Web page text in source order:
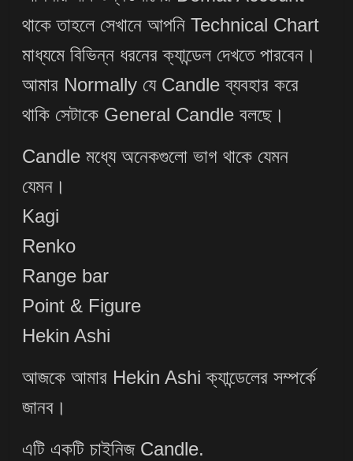
থাকে তাহলে সেখানে আপনি Technical Chart
মাধ্যমে বিভিন্ন ধরনের ক্যান্ডেল দেখতে পারবেন।
আমার Normally যে Candle ব্যবহার করে
থাকি সেটাকে General Candle বলছে।
Candle মধ্যে অনেকগুলো ভাগ থাকে যেমন
যেমন।
Kagi
Renko
Range bar
Point & Figure
Hekin Ashi
আজকে আমার Hekin Ashi ক্যান্ডেলের সম্পর্কে
জানব।
এটি একটি চাইনিজ Candle.